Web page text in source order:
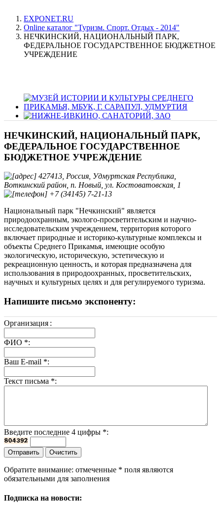
EXPONET.RU
Online каталог "Туризм. Спорт. Отдых - 2014"
НЕЧКИНСКИЙ, НАЦИОНАЛЬНЫЙ ПАРК,
ФЕДЕРАЛЬНОЕ ГОСУДАРСТВЕННОЕ БЮДЖЕТНОЕ
УЧРЕЖДЕНИЕ
НЕЧКИНСКИЙ, НАЦИОНАЛЬНЫЙ ПАРК,
ФЕДЕРАЛЬНОЕ ГОСУДАРСТВЕННОЕ
БЮДЖЕТНОЕ УЧРЕЖДЕНИЕ
427413, Россия, Удмуртская Республика,
Воткинский район, п. Новый, ул. Костоватовская, 1
+7 (34145) 7-21-13
Национальный парк "Нечкинский" является
природоохранным, эколого-просветительским и научно-
исследовательским учреждением, территория которого
включает природные и историко-культурные комплексы и
объекты Среднего Прикамья, имеющие особую
экологическую, историческую, эстетическую и
рекреационную ценность, и которая предназначена для
использования в природоохранных, просветительских,
научных и культурных целях и для регулируемого туризма.
Напишите письмо экспоненту:
Организация :
ФИО *:
Ваш E-mail *:
Текст письма *:
Введите последние 4 цифры *:
Обратите внимание: отмеченные * поля являются
обязательными для заполнения
Подписка на новости: